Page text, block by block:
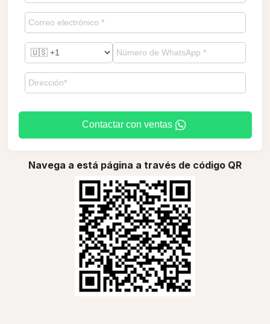
Contactar con ventas
Navega a está página a través de código QR